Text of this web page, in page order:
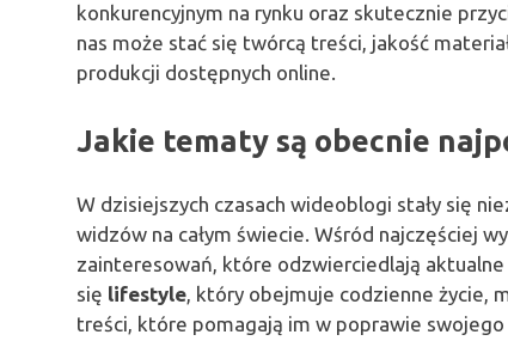
konkurencyjnym na rynku oraz skutecznie
nas może stać się twórcą treści, jakość
produkcji dostępnych online.
Jakie tematy są obecnie
W dzisiejszych czasach wideoblogi stały się
widzów na całym świecie. Wśród najczęściej
zainteresowań, które odzwierciedlają
się lifestyle, który obejmuje codzienne życie,
treści, które pomagają im w poprawie swojego